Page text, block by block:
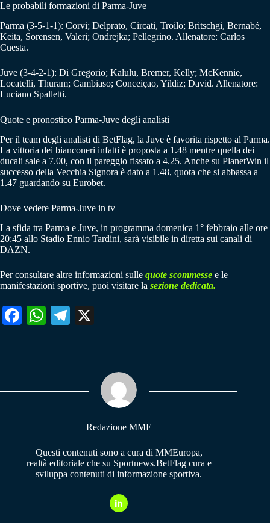
Le probabili formazioni di Parma-Juve
Parma (3-5-1-1): Corvi; Delprato, Circati, Troilo; Britschgi, Bernabé,
Keita, Sorensen, Valeri; Ondrejka; Pellegrino. Allenatore: Carlos
Cuesta.
Juve (3-4-2-1): Di Gregorio; Kalulu, Bremer, Kelly; McKennie,
Locatelli, Thuram; Cambiaso; Conceiçao, Yildiz; David. Allenatore:
Luciano Spalletti.
Quote e pronostico Parma-Juve degli analisti
Per il team degli analisti di BetFlag, la Juve è favorita rispetto al Parma.
La vittoria dei bianconeri infatti è proposta a 1.48 mentre quella dei
ducali sale a 7.00, con il pareggio fissato a 4.25. Anche su PlanetWin il
successo della Vecchia Signora è dato a 1.48, quota che si abbassa a
1.47 guardando su Eurobet.
Dove vedere Parma-Juve in tv
La sfida tra Parma e Juve, in programma domenica 1° febbraio alle ore
20:45 allo Stadio Ennio Tardini, sarà visibile in diretta sui canali di
DAZN.
Per consultare altre informazioni sulle quote scommesse e le
manifestazioni sportive, puoi visitare la sezione dedicata.
Fa W
pp
Te
m
Redazione MME
Questi contenuti sono a cura di MMEuropa,
realtà editoriale che su Sportnews.BetFlag cura e
sviluppa contenuti di informazione sportiva.